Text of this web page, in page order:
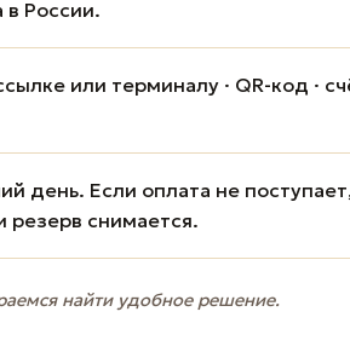
в России.
или терминалу · QR-код ·
день. Если оплата не
резерв снимается.
найти удобное решение.